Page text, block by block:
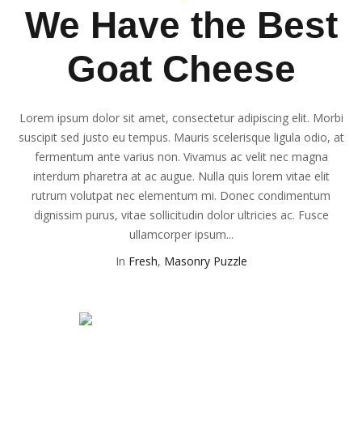
We Have the Best
Goat Cheese
Lorem ipsum dolor sit amet, consectetur adipiscing elit. Morbi
suscipit sed justo eu tempus. Mauris scelerisque ligula odio, at
fermentum ante varius non. Vivamus ac velit nec magna
interdum pharetra at ac augue. Nulla quis lorem vitae elit
rutrum volutpat nec elementum mi. Donec condimentum
dignissim purus, vitae sollicitudin dolor ultricies ac. Fusce
ullamcorper ipsum...
In Fresh, Masonry Puzzle